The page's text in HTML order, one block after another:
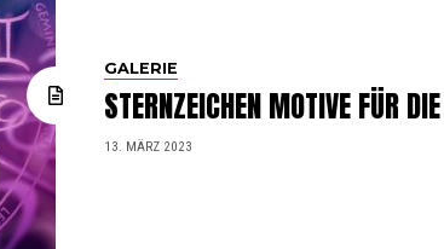
GALERIE
STERNZEICHEN MOTIVE FÜR
13. MÄRZ 2023